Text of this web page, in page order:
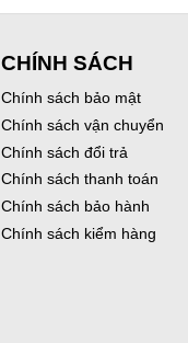
CHÍNH SÁCH
Chính sách bảo mật
Chính sách vận chuyển
Chính sách đổi trả
Chính sách thanh toán
Chính sách bảo hành
Chính sách kiểm hàng